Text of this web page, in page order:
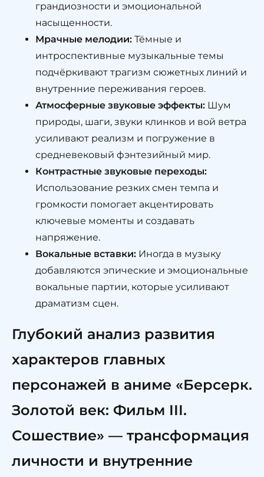
грандиозности и эмоциональной
насыщенности.
Мрачные мелодии: Тёмные и
интроспективные музыкальные темы
подчёркивают трагизм сюжетных линий и
внутренние переживания героев.
Атмосферные звуковые эффекты: Шум
природы, шаги, звуки клинков и вой ветра
усиливают реализм и погружение в
средневековый фэнтезийный мир.
Контрастные звуковые переходы:
Использование резких смен темпа и
громкости помогает акцентировать
ключевые моменты и создавать
напряжение.
Вокальные вставки: Иногда в музыку
добавляются эпические и эмоциональные
вокальные партии, которые усиливают
драматизм сцен.
Глубокий анализ развития
характеров главных
персонажей в аниме «Берсерк.
Золотой век: Фильм III.
Сошествие» — трансформация
личности и внутренние